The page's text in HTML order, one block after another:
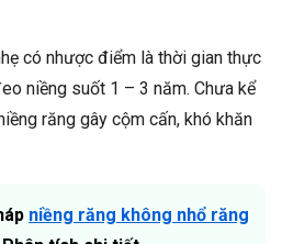
có nhược điểm là thời gian thực
niềng suốt 1 – 3 năm. Chưa kể
răng gây cộm cấn, khó khăn
niềng răng không nhổ răng